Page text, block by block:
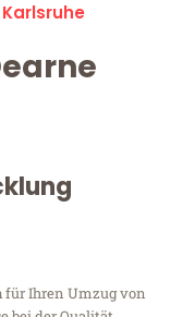
für Ihren Umzug von